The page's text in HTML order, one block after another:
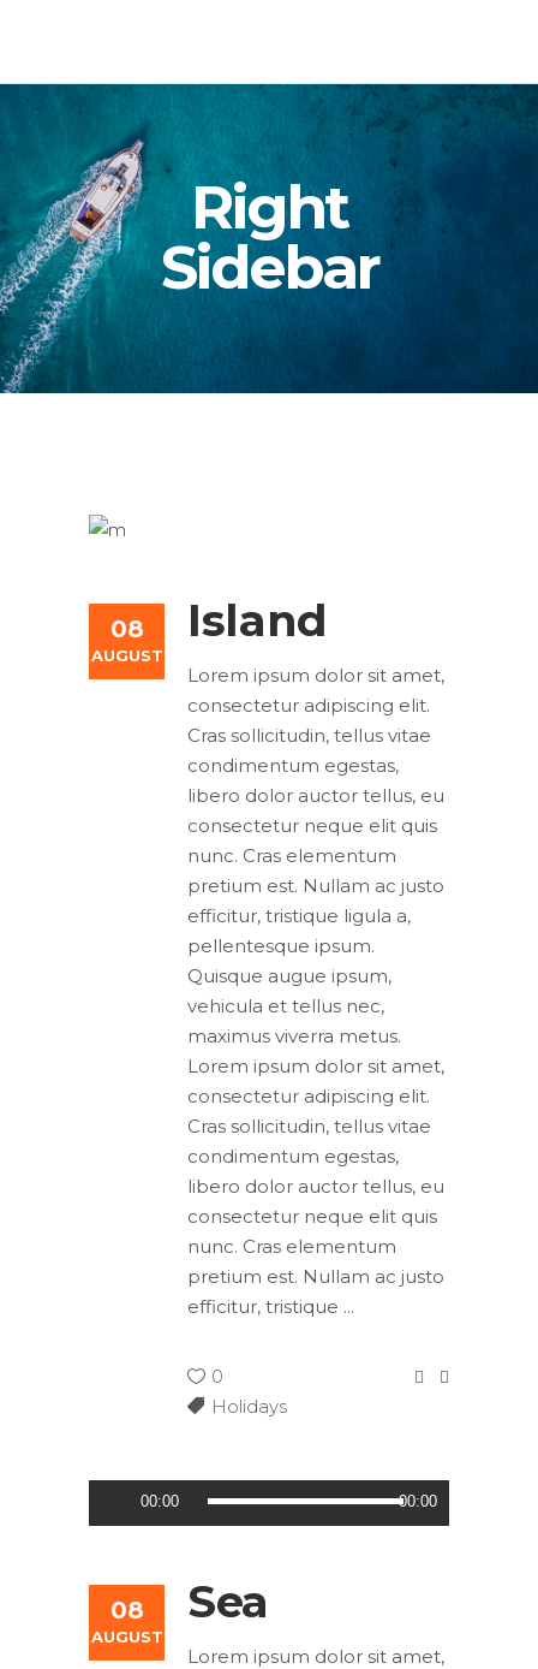
Right
Sidebar
08
AUGUST
Island
Lorem ipsum dolor sit amet,
consectetur adipiscing elit.
Cras sollicitudin, tellus vitae
condimentum egestas,
libero dolor auctor tellus, eu
consectetur neque elit quis
nunc. Cras elementum
pretium est. Nullam ac justo
efficitur, tristique ligula a,
pellentesque ipsum.
Quisque augue ipsum,
vehicula et tellus nec,
maximus viverra metus.
Lorem ipsum dolor sit amet,
consectetur adipiscing elit.
Cras sollicitudin, tellus vitae
condimentum egestas,
libero dolor auctor tellus, eu
consectetur neque elit quis
nunc. Cras elementum
pretium est. Nullam ac justo
efficitur, tristique
0
Holidays
Player
00:00 00:00
08
AUGUST
Sea
Lorem ipsum dolor sit amet,